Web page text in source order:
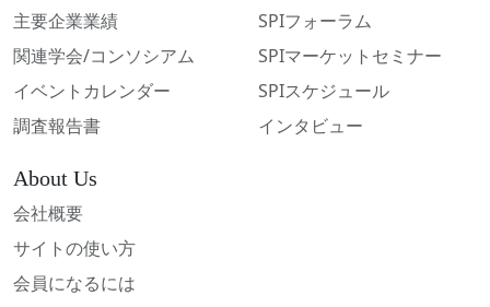
主要企業業績
関連学会/コンソシアム
イベントカレンダー
調査報告書
SPIフォーラム
SPIマーケットセミナー
SPIスケジュール
インタビュー
About Us
会社概要
サイトの使い方
会員になるには